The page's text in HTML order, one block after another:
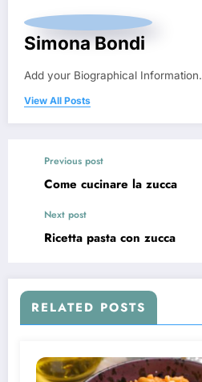
Simona Bondi
Add your Biographical Information.
View All Posts
Previous post
Come cucinare la zucca
Next post
Ricetta pasta con zucca
RELATED POSTS